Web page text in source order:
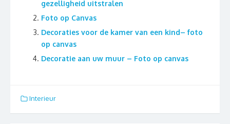
gezelligheid uitstralen
Foto op Canvas
Decoraties voor de kamer van een kind– foto
op canvas
Decoratie aan uw muur – Foto op canvas
Interieur